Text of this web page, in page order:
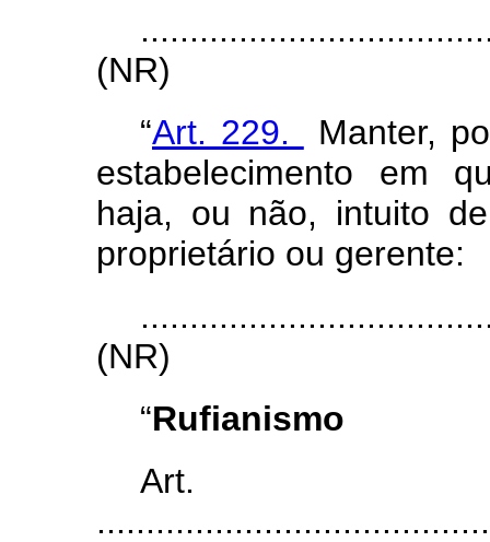
(NR)
“Art. 229.
Manter,
estabelecimento em
haja, ou não, intuito
proprietário ou gerente:
(NR)
“Rufianismo